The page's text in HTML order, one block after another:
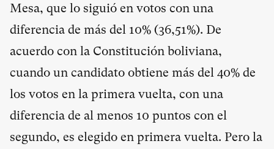
Mesa, que lo siguió en votos con una
diferencia de más del 10% (36,51%). De
acuerdo con la Constitución boliviana,
cuando un candidato obtiene más del 40% de
los votos en la primera vuelta, con una
diferencia de al menos 10 puntos con el
segundo, es elegido en primera vuelta. Pero la